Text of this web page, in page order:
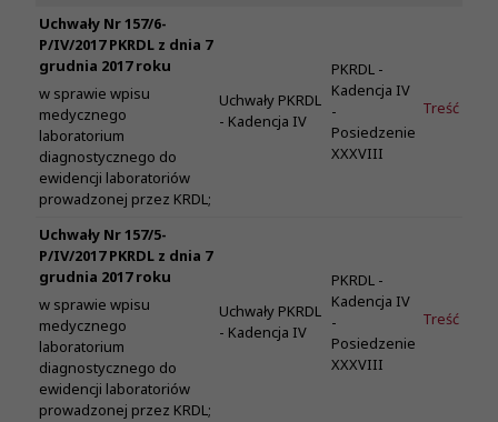
Uchwały Nr 157/6-
P/IV/2017 PKRDL z dnia 7
grudnia 2017 roku
w sprawie wpisu
medycznego
laboratorium
diagnostycznego do
ewidencji laboratoriów
prowadzonej przez KRDL;
Uchwały PKRDL
- Kadencja IV
PKRDL -
Kadencja IV
-
Posiedzenie
XXXVIII
Treść
Uchwały Nr 157/5-
P/IV/2017 PKRDL z dnia 7
grudnia 2017 roku
w sprawie wpisu
medycznego
laboratorium
diagnostycznego do
ewidencji laboratoriów
prowadzonej przez KRDL;
Uchwały PKRDL
- Kadencja IV
PKRDL -
Kadencja IV
-
Posiedzenie
XXXVIII
Treść